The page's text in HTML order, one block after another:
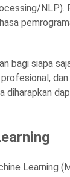
NLP).
bagi siapa
diharapkan
Learning